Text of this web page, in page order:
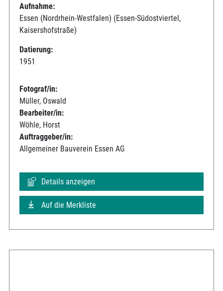
Aufnahme:
Essen (Nordrhein-Westfalen) (Essen-Südostviertel,
Kaisershofstraße)
Datierung:
1951
Fotograf/in:
Müller, Oswald
Bearbeiter/in:
Wöhle, Horst
Auftraggeber/in:
Allgemeiner Bauverein Essen AG
Details anzeigen
Auf die Merkliste